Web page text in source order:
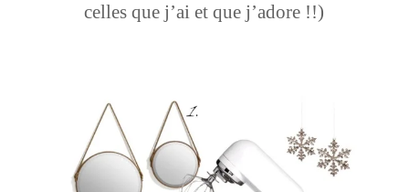
celles que j’ai et que j’adore !!)